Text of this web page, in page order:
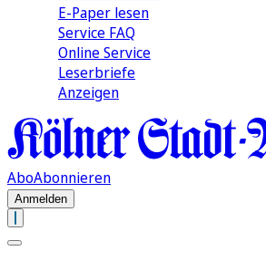
E-Paper lesen
Service FAQ
Online Service
Leserbriefe
Anzeigen
AboAbonnieren
Anmelden